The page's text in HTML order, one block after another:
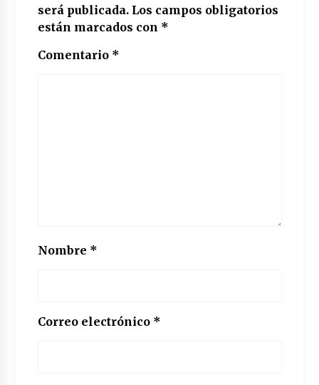
será publicada. Los campos obligatorios
están marcados con *
Comentario *
Nombre *
Correo electrónico *